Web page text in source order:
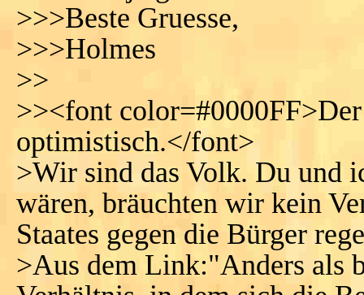
>>>Beste Gruesse,
>>>Holmes
>>
>><font
optimistisch.</font>
>Wir sind das Volk. Du und
wären, bräuchten wir kein
Staates gegen die Bürger
>Aus dem Link:"Anders als